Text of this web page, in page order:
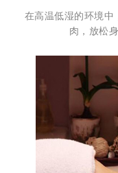
在高温低湿的环境中
肉，放松